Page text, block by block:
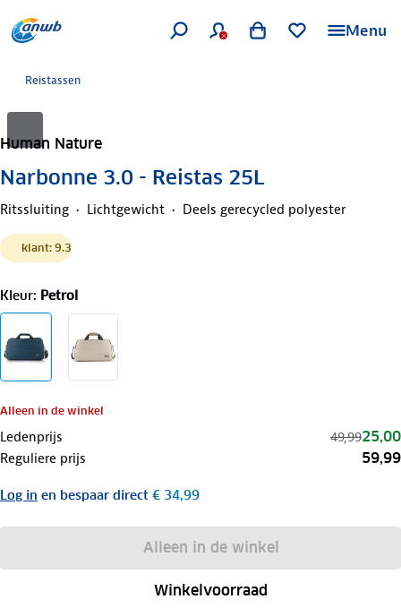
Menu
Reistassen
Human Nature
Narbonne 3.0 - Reistas 25L
Ritssluiting Lichtgewicht Deels gerecycled polyester
klant: 9.3
Kleur: Petrol
Alleen in de winkel
Ledenprijs 49,9925,00
Reguliere prijs 59,99
Log in en bespaar direct € 34,99
Alleen in de winkel
Winkelvoorraad